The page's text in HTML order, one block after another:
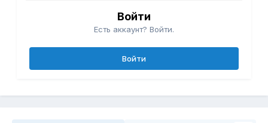
Войти
Есть аккаунт? Войти.
Войти